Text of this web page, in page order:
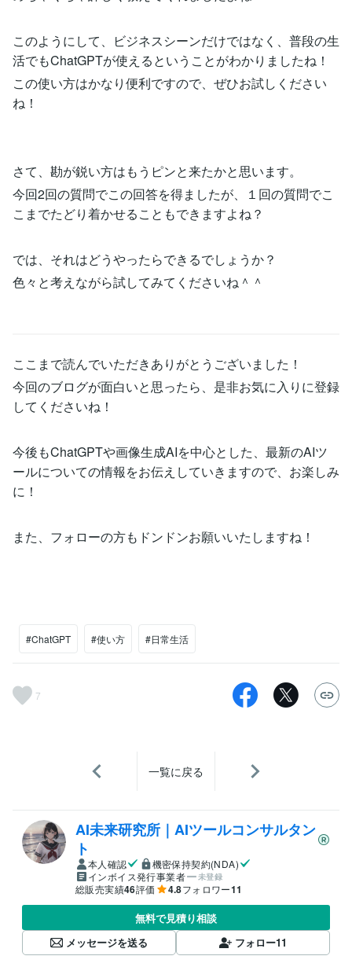
このようにして、ビジネスシーンだけではなく、普段の生
活でもChatGPTが使えるということがわかりましたね！
この使い方はかなり便利ですので、ぜひお試しください
ね！
さて、勘が鋭い方はもうピンと来たかと思います。
今回2回の質問でこの回答を得ましたが、１回の質問でこ
こまでたどり着かせることもできますよね？
では、それはどうやったらできるでしょうか？
色々と考えながら試してみてくださいね＾＾
ここまで読んでいただきありがとうございました！
今回のブログが面白いと思ったら、是非お気に入りに登録
してくださいね！
今後もChatGPTや画像生成AIを中心とした、最新のAIツ
ールについての情報をお伝えしていきますので、お楽しみ
に！
また、フォローの方もドンドンお願いいたしますね！
#ChatGPT #使い方 #日常生活
7
一覧に戻る
AI未来研究所｜AIツールコンサルタン
ト
本人確認
機密保持契約(NDA)
インボイス発行事業者
未登録
総販売実績46評価 4.8フォロワー11
無料で見積り相談
メッセージを送る
フォロー11